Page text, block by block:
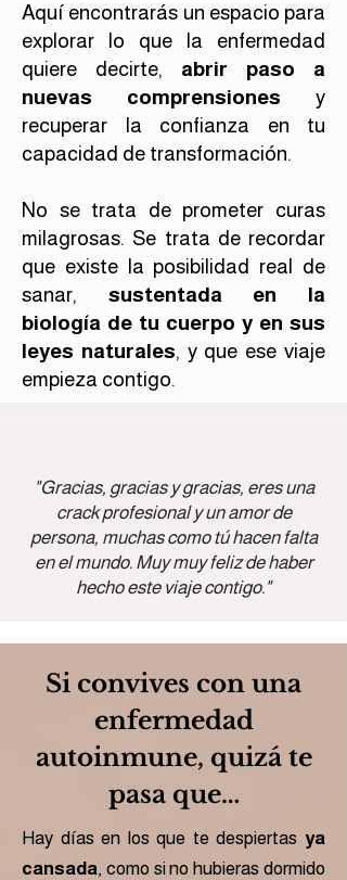
Aquí encontrarás un espacio para
explorar lo que la enfermedad
quiere decirte, abrir paso a
nuevas comprensiones y
recuperar la confianza en tu
capacidad de transformación.
No se trata de prometer curas
milagrosas. Se trata de recordar
que existe la posibilidad real de
sanar, sustentada en la
biología de tu cuerpo y en sus
leyes naturales, y que ese viaje
empieza contigo.
"Gracias, gracias y gracias, eres una
crack profesional y un amor de
persona, muchas como tú hacen falta
en el mundo. Muy muy feliz de haber
hecho este viaje contigo."
Si convives con una
enfermedad
autoinmune, quizá te
pasa que…
Hay días en los que te despiertas ya
cansada, como si no hubieras dormido